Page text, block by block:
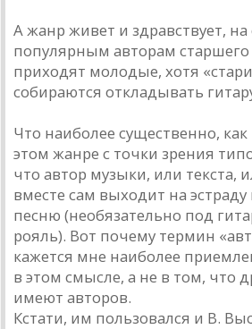
А жанр живет и здравствует, на
популярным авторам
приходят молодые, хотя
собираются откладывать
Что наиболее существенно,
этом жанре с точки зрения
что автор музыки, или текста,
вместе сам выходит на эстраду
песню (необязательно под
рояль). Вот почему термин
кажется мне наиболее
в этом смысле, а не в том, что
имеют авторов.
Кстати, им пользовался и В.